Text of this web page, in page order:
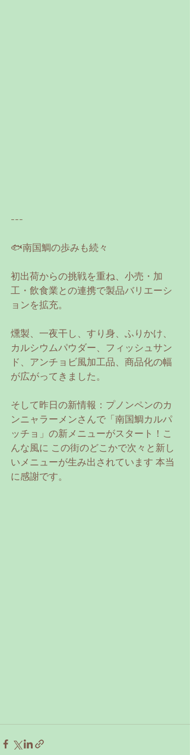
---
🐟南国鯛の歩みも続々
初出荷からの挑戦を重ね、小売・加
工・飲食業との連携で製品バリエーシ
ョンを拡充。
燻製、一夜干し、すり身、ふりかけ、
カルシウムパウダー、フィッシュサン
ド、アンチョビ風加工品、商品化の幅
が広がってきました。
そして昨日の新情報：プノンペンのカ
ンニャラーメンさんで「南国鯛カルパ
ッチョ」の新メニューがスタート！こ
んな風に この街のどこかで次々と新し
いメニューが生み出されています 本当
に感謝です。